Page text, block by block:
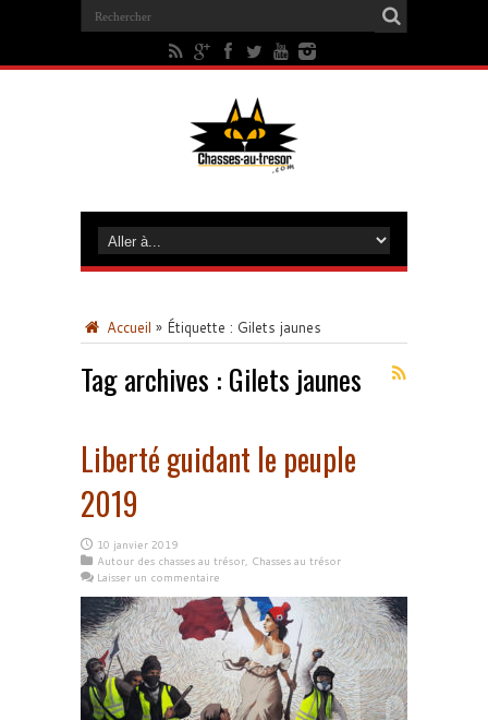
Accueil » Étiquette : Gilets jaunes
Tag archives : Gilets jaunes
Liberté guidant le peuple
2019
10 janvier 2019
Autour des chasses au trésor, Chasses au trésor
Laisser un commentaire